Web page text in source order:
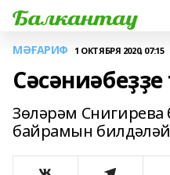
МӘҒАРИФ 1 ОКТЯБРЯ 2020, 07:15
Зөләрәм Снигирева
байрамын билдәләй